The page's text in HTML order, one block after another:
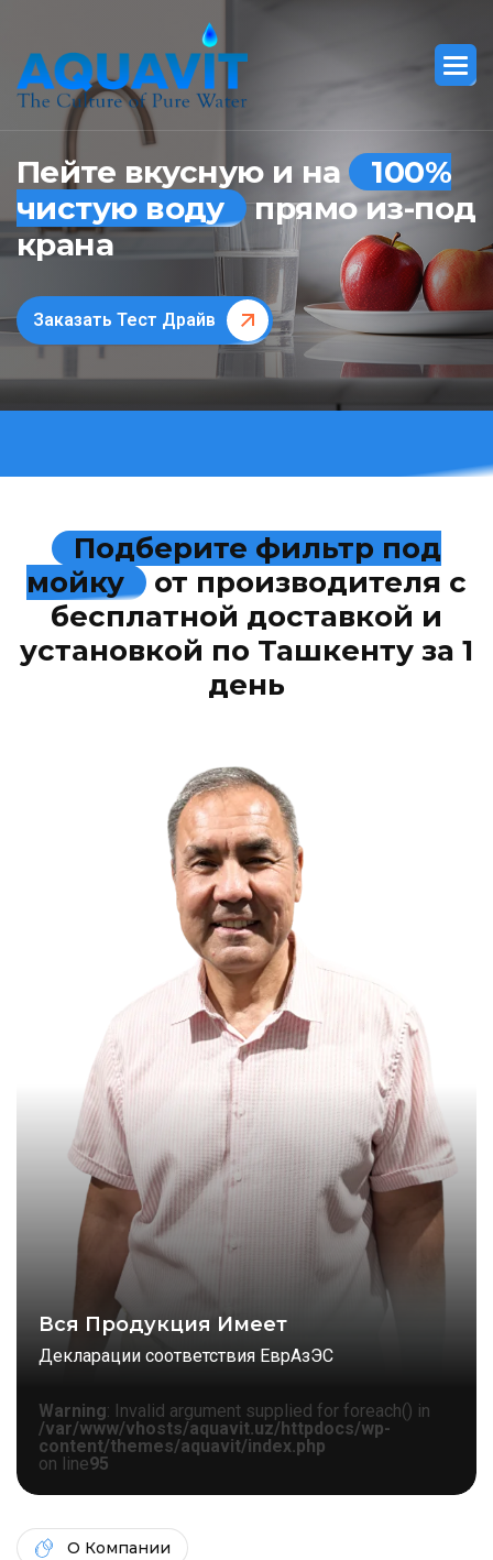
Пейте вкусную и на
100%
чистую воду прямо из-под
крана
Заказать Тест Драйв
Подберите фильтр под
мойку
от производителя с
бесплатной доставкой и
установкой по Ташкенту за 1
день
Вся Продукция Имеет
Декларации соответствия ЕврАзЭС
Warning: Invalid argument supplied for foreach() in
/var/www/vhosts/aquavit.uz/httpdocs/wp-
content/themes/aquavit/index.php
on line95
О Компании